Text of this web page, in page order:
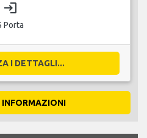
login
Porta
I DETTAGLI...
INFORMAZIONI